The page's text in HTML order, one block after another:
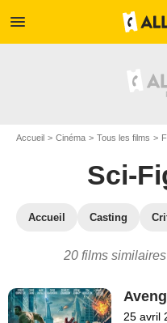
menu
Accueil Cinéma Tous les films
Sci-
Accueil Casting
20 films
25 avril